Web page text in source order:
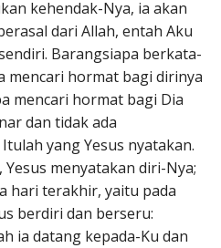
kehendak-Nya, ia akan
dari Allah, entah Aku
Barangsiapa berkata-
mencari hormat bagi dirinya
mencari hormat bagi Dia
dan tidak ada
yang Yesus nyatakan.
menyatakan diri-Nya;
hari terakhir, yaitu pada
berdiri dan berseru:
ia datang kepada-Ku dan